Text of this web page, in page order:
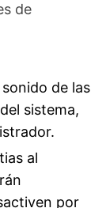
de
de las
sistema,
al
por